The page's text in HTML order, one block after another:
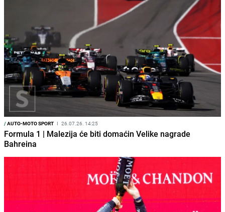
/AUTO-MOTO SPORT I 26.07.26. 14:25
Formula 1 | Malezija će biti domaćin Velike nagrade
Bahreina